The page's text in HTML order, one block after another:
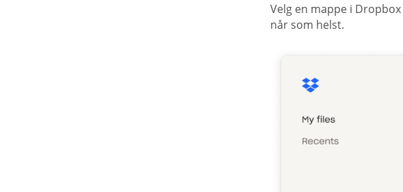
Velg en mappe i
når som helst.